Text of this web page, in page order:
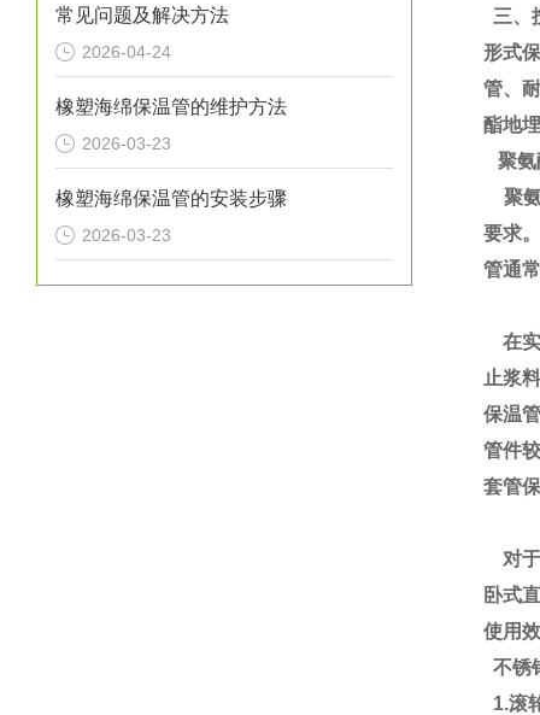
常见问题及解决方法
2026-04-24
橡塑海绵保温管的维护方法
2026-03-23
橡塑海绵保温管的安装步骤
2026-03-23
三、
形式
管、
酯地
聚氨
聚氨
要求
管通
在实
止浆
保温
管件
套管
对于
卧式
使用
不锈
1.滚